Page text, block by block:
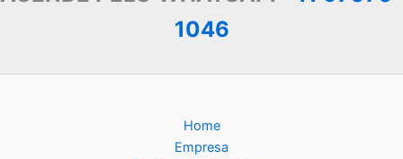
1046
Home
Empresa